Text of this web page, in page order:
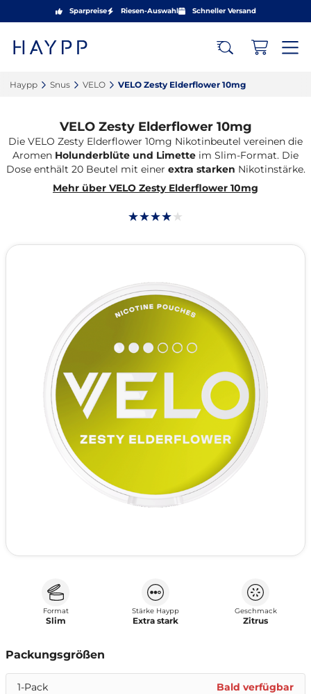
Sparpreise Riesen-Auswahl Schneller Versand
Haypp‎ Snus‎ VELO‎ VELO Zesty Elderflower 10mg‎
VELO Zesty Elderflower 10mg
Die VELO Zesty Elderflower 10mg Nikotinbeutel vereinen die
Aromen Holunderblüte und Limette im Slim-Format. Die
Dose enthält 20 Beutel mit einer extra starken Nikotinstärke.
Mehr über VELO Zesty Elderflower 10mg
Format
Slim
Stärke Haypp
Extra stark
Geschmack
Zitrus
Packungsgrößen
1-Pack Bald verfügbar